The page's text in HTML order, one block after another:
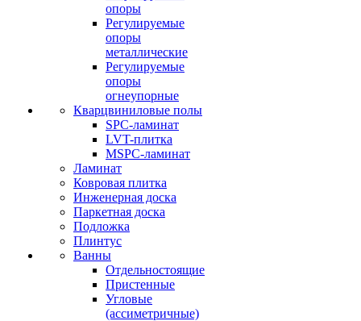
опоры
Регулируемые
опоры
металлические
Регулируемые
опоры
огнеупорные
Кварцвиниловые полы
SPC-ламинат
LVT-плитка
MSPC-ламинат
Ламинат
Ковровая плитка
Инженерная доска
Паркетная доска
Подложка
Плинтус
Ванны
Отдельностоящие
Пристенные
Угловые
(ассиметричные)